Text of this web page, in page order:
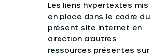
Les liens hypertextes mis
en place dans le cadre du
présent site internet en
direction d’autres
ressources présentes sur